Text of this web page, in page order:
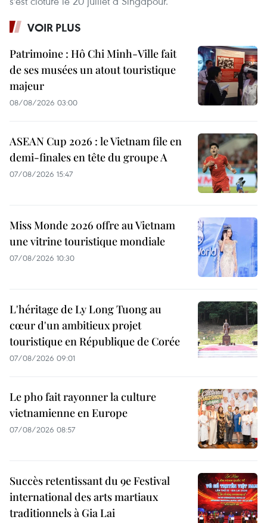
VOIR PLUS
Patrimoine : Hô Chi Minh-Ville fait
de ses musées un atout touristique
majeur
08/08/2026 03:00
ASEAN Cup 2026 : le Vietnam file en
demi-finales en tête du groupe A
07/08/2026 15:47
Miss Monde 2026 offre au Vietnam
une vitrine touristique mondiale
07/08/2026 10:30
L'héritage de Ly Long Tuong au
cœur d'un ambitieux projet
touristique en République de Corée
07/08/2026 09:01
Le pho fait rayonner la culture
vietnamienne en Europe
07/08/2026 08:57
Succès retentissant du 9e Festival
international des arts martiaux
traditionnels à Gia Lai